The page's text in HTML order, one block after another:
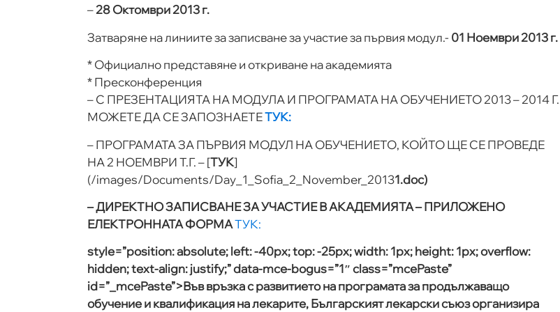
–28 Октомври 2013 г.
Затваряне на линиите за записване за участие за първия модул.- 01 Ноември 2013 г.
* Официално представяне и откриване на академията
* Пресконференция
– С ПРЕЗЕНТАЦИЯТА НА МОДУЛА И ПРОГРАМАТА НА ОБУЧЕНИЕТО 2013 – 2014 Г.
МОЖЕТЕ ДА СЕ ЗАПОЗНАЕТЕТУК:
– ПРОГРАМАТА ЗА ПЪРВИЯ МОДУЛ НА ОБУЧЕНИЕТО, КОЙТО ЩЕ СЕ ПРОВЕДЕ
НА 2 НОЕМВРИ Т.Г. – [ТУК]
(/images/Documents/Day_1_Sofia_2_November_20131.doc)
– ДИРЕКТНО ЗАПИСВАНЕ ЗА УЧАСТИЕ В АКАДЕМИЯТА – ПРИЛОЖЕНО
ЕЛЕКТРОННАТА ФОРМАТУК:
style=”position: absolute; left: -40px; top: -25px; width: 1px; height: 1px; overflow:
hidden; text-align: justify;” data-mce-bogus=”1″ class=”mcePaste”
id=”_mcePaste”>Във връзка с развитието на програмата за продължаващо
обучение и квалификация на лекарите, Българският лекарски съюз организира